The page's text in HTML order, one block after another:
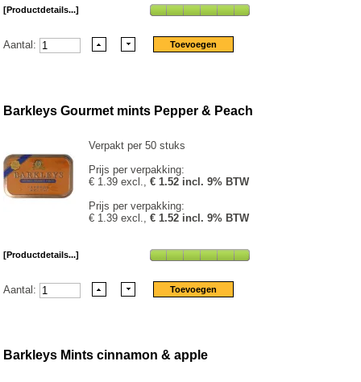
[Productdetails...]
Aantal:
Barkleys Gourmet mints Pepper & Peach
Verpakt per 50 stuks
Prijs per verpakking:
€ 1.39 excl.,€ 1.52 incl. 9% BTW
Prijs per verpakking:
€ 1.39 excl.,€ 1.52 incl. 9% BTW
[Productdetails...]
Aantal:
Barkleys Mints cinnamon & apple